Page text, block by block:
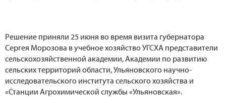
Решение приняли 25 июня во время визита губернатора
Сергея Морозова в учебное хозяйство УГСХА представители
сельскохозяйственной академии, Академии по развитию
сельских территорий области, Ульяновского научно-
исследовательского института сельского хозяйства и
«Станции Агрохимической службы «Ульяновская».